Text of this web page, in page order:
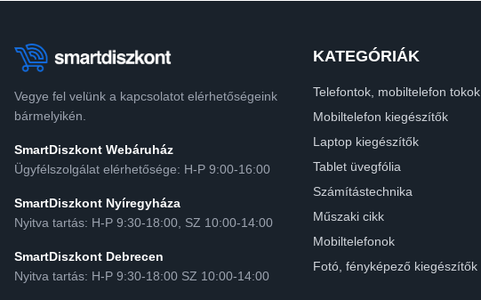
Vegye fel velünk a kapcsolatot elérhetőségeink
bármelyikén.
SmartDiszkont Webáruház
Ügyfélszolgálat elérhetősége: H-P 9:00-16:00
SmartDiszkont Nyíregyháza
Nyitva tartás: H-P 9:30-18:00, SZ 10:00-14:00
SmartDiszkont Debrecen
Nyitva tartás: H-P 9:30-18:00 SZ 10:00-14:00
KATEGÓRIÁK
Telefontok, mobiltelefon tokok
Mobiltelefon kiegészítők
Laptop kiegészítők
Tablet üvegfólia
Számítástechnika
Műszaki cikk
Mobiltelefonok
Fotó, fényképező kiegészítők